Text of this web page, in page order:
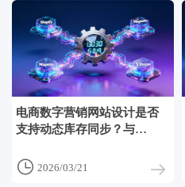
电商数字营销网站设计是否
支持动态库存同步？与
后台的API对接深度对比
 2026/03/21